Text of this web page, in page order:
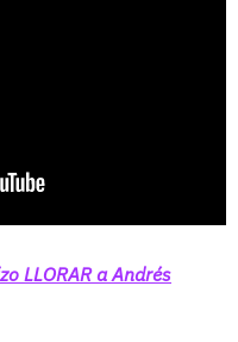
LLORAR a Andrés